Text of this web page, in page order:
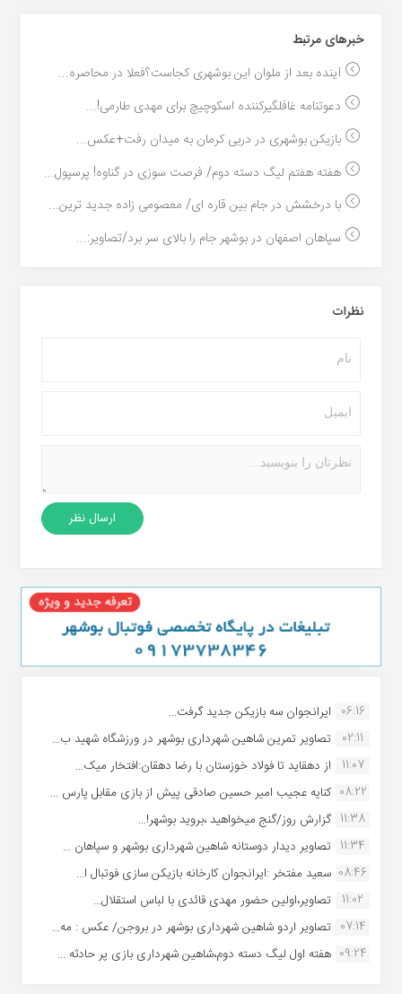
خبر‌های مرتبط
آینده بعد از ملوان این بوشهری کجاست؟فعلا در محاصره...
دعوتنامه غافلگیرکننده اسکوچیچ برای مهدی طارمی!...
بازیکن بوشهری در دربی کرمان به میدان رفت+عکس...
هفته هفتم لیگ دسته دوم/ فرصت سوزی در گناوه! پرسپول...
با درخشش در جام بین قاره ای/ معصومی زاده جدید ترین...
سپاهان اصفهان در بوشهر جام را بالای سر برد/تصاویر:...
نظرات
06:16 ایرانجوان سه بازیکن جدید گرفت...
02:11
تصاویر تمرین شاهین شهردارى بوشهر در ورزشگاه شهید ب...
11:07
از دهقاید تا فولاد خوزستان با رضا دهقان:افتخار میک...
08:22 کنایه عجیب امیر حسین صادقی پیش از بازی مقابل پارس ...
11:38 گزارش روز/گنج میخواهید ،بروید بوشهر!...
11:34 تصاویر دیدار دوستانه شاهین شهردارى بوشهر و سپاهان ...
08:46 سعید مفتخر :ایرانجوان کارخانه بازیکن سازی فوتبال ا...
11:02
تصاویر،اولین حضور مهدی قائدی با لباس استقلال...
07:14 تصاویر اردو شاهین شهرداری بوشهر در بروجن/ عکس : مه...
09:24 هفته اول لیگ دسته دوم،شاهین شهرداری بازی پر حادثه ...